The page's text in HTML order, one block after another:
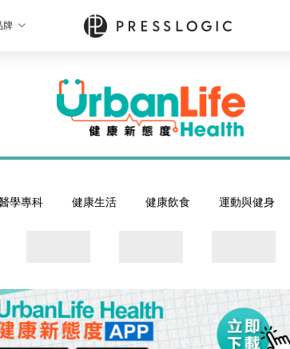
牌
學專科 健康生活 健康飲食 運動與健身